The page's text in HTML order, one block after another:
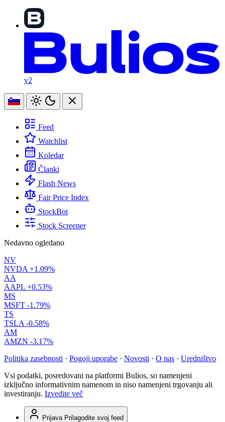
v2
Feed
Watchlist
Koledar
Članki
Flash News
Fair Price Index
StockBot
Stock Screener
Nedavno ogledano
NV
NVDA +1.09%
AA
AAPL +0.53%
MS
MSFT -1.79%
TS
TSLA -0.58%
AM
AMZN -3.17%
Politika zasebnosti · Pogoji uporabe · Novosti · O nas · Uredništvo
Vsi podatki, posredovani na platformi Bulios, so namenjeni
izključno informativnim namenom in niso namenjeni trgovanju ali
investiranju. Izvedite več
Prijava Prilagodite svoj feed